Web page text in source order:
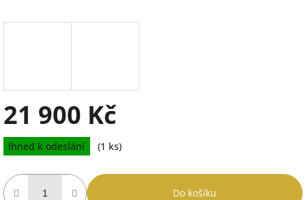
21 900 Kč
Měrná
cena:
Ihned k odeslání (1 ks)
Do košíku